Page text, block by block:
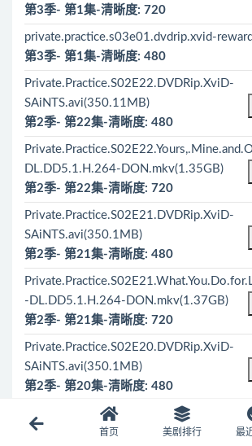
第3季- 第1集-清晰度: 720
private.practice.s03e01.dvdrip.xvid-
第3季- 第1集-清晰度: 480
Private.Practice.S02E22.DVDRip.XviD-
SAiNTS.avi(350.11MB)
第2季- 第22集-清晰度: 480
DL.DD5.1.H.264-DON.mkv(1.35GB)
第2季- 第22集-清晰度: 720
Private.Practice.S02E21.DVDRip.XviD-
SAiNTS.avi(350.1MB)
第2季- 第21集-清晰度: 480
-DL.DD5.1.H.264-DON.mkv(1.37GB)
第2季- 第21集-清晰度: 720
Private.Practice.S02E20.DVDRip.XviD-
SAiNTS.avi(350.1MB)
第2季- 第20集-清晰度: 480
DL.DD5.1.H.264-DON.mkv(1.33GB)
首页 美剧排行 最